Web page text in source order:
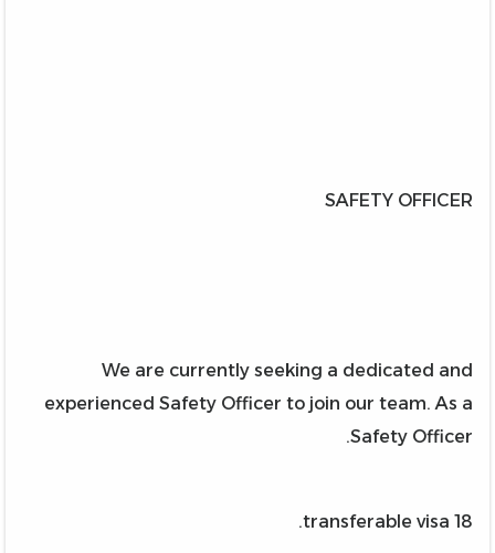
SAFETY OFFICER
We are currently seeking a dedicated and
experienced Safety Officer to join our team. As a
Safety Officer.
18 transferable visa.